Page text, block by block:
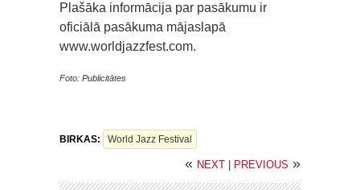
Plašāka informācija par pasākumu ir
oficiālā pasākuma mājaslapā
www.worldjazzfest.com.
Foto: Publicitātes
BIRKAS: World Jazz Festival
« NEXT PREVIOUS »